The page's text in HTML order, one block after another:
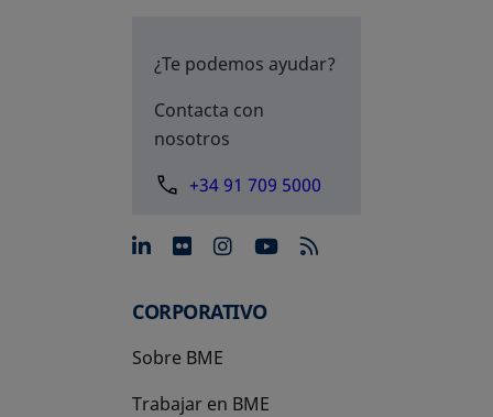
¿Te podemos ayudar?
Contacta con
nosotros
+34 91 709 5000
se abre en una pestaña
se abre en una pestaña
se abre en una
se abre en una
CORPORATIVO
Sobre BME
Trabajar en BME